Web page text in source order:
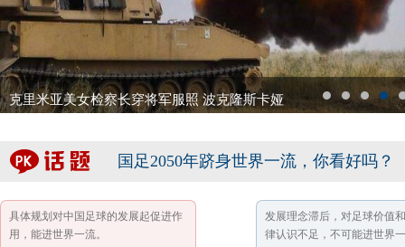
克里米亚美女检察长穿将军服照 波克隆斯卡娅
1 2 3 4 5
国足2050年跻身世界一流，你看好吗？
具体规划对中国足球的发展起促进作
用，能进世界一流。
发展理念滞后，对足球价值
律认识不足，不可能进世界